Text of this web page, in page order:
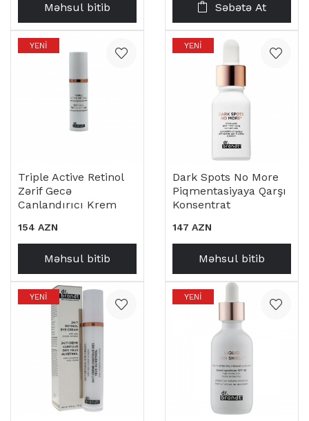
Məhsul bitib Səbətə At
YENI
Triple Active Retinol
Zərif Gecə
Canlandırıcı Krem
154 AZN
Məhsul bitib
YENI
Dark Spots No More
Piqmentasiyaya Qarşı
Konsentrat
147 AZN
Məhsul bitib
YENI YENI